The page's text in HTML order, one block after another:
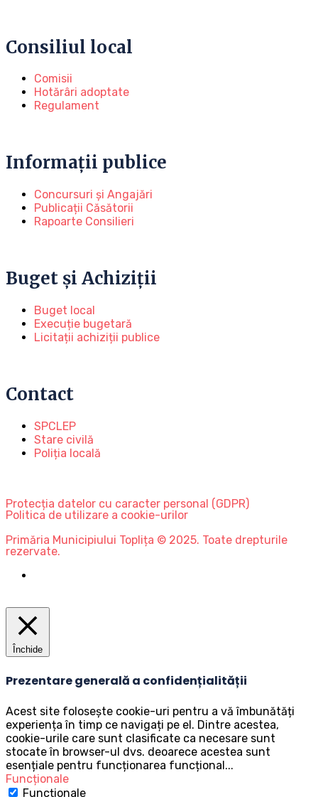
Consiliul local
Comisii
Hotărâri adoptate
Regulament
Informații publice
Concursuri și Angajări
Publicații Căsătorii
Rapoarte Consilieri
Buget și Achiziții
Buget local
Execuție bugetară
Licitații achiziții publice
Contact
SPCLEP
Stare civilă
Poliția locală
Protecția datelor cu caracter personal (GDPR)
Politica de utilizare a cookie-urilor
Primăria Municipiului Toplița © 2025. Toate drepturile
rezervate.
Închide
Prezentare generală a confidențialității
Acest site folosește cookie-uri pentru a vă îmbunătăți
experiența în timp ce navigați pe el. Dintre acestea,
cookie-urile care sunt clasificate ca necesare sunt
stocate în browser-ul dvs. deoarece acestea sunt
esențiale pentru funcționarea funcțional ...
Funcționale
Funcționale